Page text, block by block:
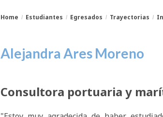
are
Home Estudiantes Egresados Trayectorias
Alejandra Ares Moreno
Consultora portuaria y